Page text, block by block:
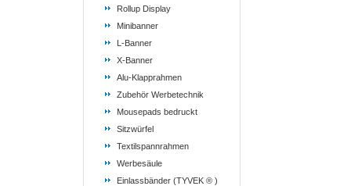
Rollup Display
Minibanner
L-Banner
X-Banner
Alu-Klapprahmen
Zubehör Werbetechnik
Mousepads bedruckt
Sitzwürfel
Textilspannrahmen
Werbesäule
Einlassbänder (TYVEK ® )